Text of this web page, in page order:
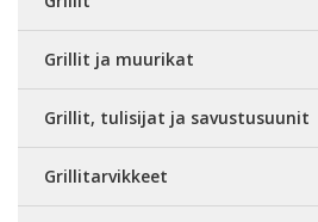
Grillit ja muurikat
Grillit, tulisijat ja savustusuunit
Grillitarvikkeet